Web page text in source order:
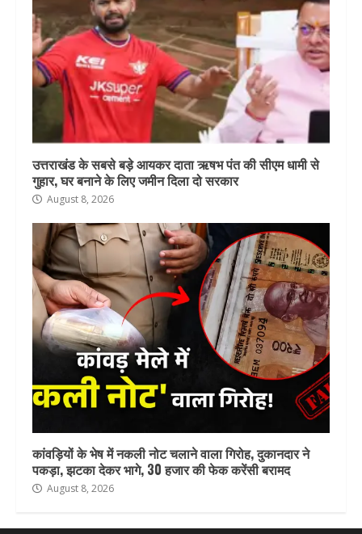
उत्तराखंड के सबसे बड़े आयकर दाता ऋषभ पंत की सीएम धामी से
गुहार, घर बनाने के लिए जमीन दिला दो सरकार
August 8, 2026
कांवड़ियों के भेष में नकली नोट चलाने वाला गिरोह, दुकानदार ने
पकड़ा, झटका देकर भागे, 30 हजार की फेक करेंसी बरामद
August 8, 2026